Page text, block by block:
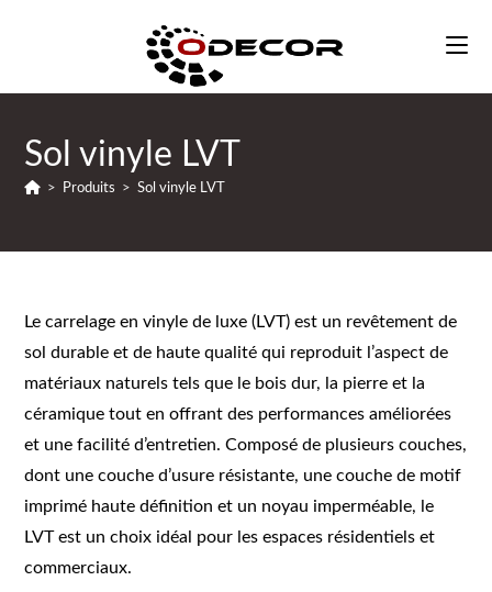
Sol vinyle LVT
> Produits > Sol vinyle LVT
Le carrelage en vinyle de luxe (LVT) est un revêtement de
sol durable et de haute qualité qui reproduit l’aspect de
matériaux naturels tels que le bois dur, la pierre et la
céramique tout en offrant des performances améliorées
et une facilité d’entretien. Composé de plusieurs couches,
dont une couche d’usure résistante, une couche de motif
imprimé haute définition et un noyau imperméable, le
LVT est un choix idéal pour les espaces résidentiels et
commerciaux.